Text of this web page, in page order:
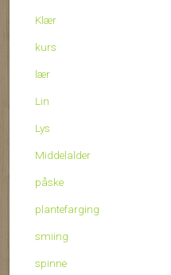
Klær
kurs
lær
Lin
Lys
Middelalder
påske
plantefarging
smiing
spinne